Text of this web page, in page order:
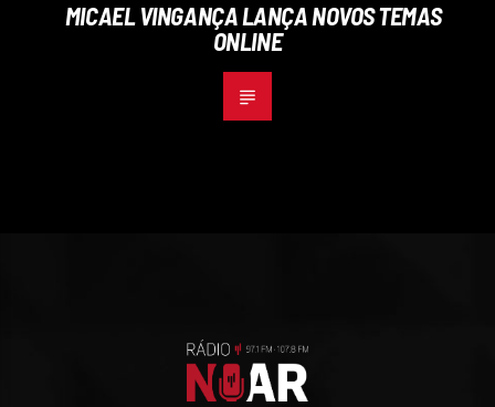
MICAEL VINGANÇA LANÇA NOVOS TEMAS
ONLINE